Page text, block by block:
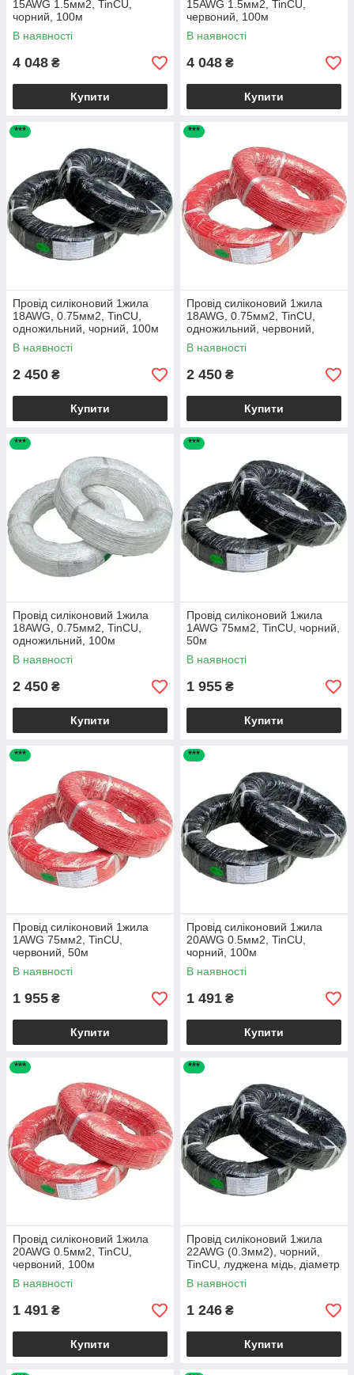
15AWG 1.5мм2, TinCU,
чорний, 100м
В наявності
4 048 ₴
Купити
15AWG 1.5мм2, TinCU,
червоний, 100м
В наявності
4 048 ₴
Купити
***
Провід силіконовий 1жила
18AWG, 0.75мм2, TinCU,
одножильний, чорний, 100м
В наявності
2 450 ₴
Купити
***
Провід силіконовий 1жила
18AWG, 0.75мм2, TinCU,
одножильний, червоний,
100м
В наявності
2 450 ₴
Купити
***
Провід силіконовий 1жила
18AWG, 0.75мм2, TinCU,
одножильний, 100м
В наявності
2 450 ₴
Купити
***
Провід силіконовий 1жила
1AWG 75мм2, TinCU, чорний,
50м
В наявності
1 955 ₴
Купити
***
Провід силіконовий 1жила
1AWG 75мм2, TinCU,
червоний, 50м
В наявності
1 955 ₴
Купити
***
Провід силіконовий 1жила
20AWG 0.5мм2, TinCU,
чорний, 100м
В наявності
1 491 ₴
Купити
***
Провід силіконовий 1жила
20AWG 0.5мм2, TinCU,
червоний, 100м
В наявності
1 491 ₴
Купити
***
Провід силіконовий 1жила
22AWG (0.3мм2), чорний,
TinCU, луджена мідь, діаметр
1.5мм, 100м
В наявності
1 246 ₴
Купити